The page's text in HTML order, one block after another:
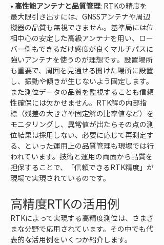
• 高性能アンテナと品質管理: RTKの精度を
最大限引き出すには、GNSSアンテナや周辺
機器の品質も無視できません。基準局には位
相中心の安定した高級アンテナを用い、ロー
バー側もできるだけ感度が良くマルチパスに
強いアンテナを使うのが理想です。設置場所
も重要で、周囲を見通せる開けた場所に設置
し、振動や傾きが生じないよう固定します。
また測位データの品質を監視することも信頼
性確保には欠かせません。RTK解の内部指
標（残差の大きさや固定解の比率値など）を
モニタリングし、異常値が出たらその点の測
位結果は採用しない、必要に応じて再測定す
る、といった運用上の品質管理も現場では行
われています。技術と運用の両面から品質を
担保することで、「信頼できるRTK精度」が
現場で実現されているのです。
高精度RTKの活用例
RTKによって実現する高精度測位は、さまざ
まな分野で応用されています。その中でも代
表的な活用例をいくつか紹介します。